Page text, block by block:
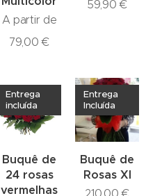
A partir de
79,00 €
59,90 €
Buquê de
24 rosas
vermelhas
Entrega
incluída
Buquê de
Rosas Xl
Entrega
Incluída
210,00 €